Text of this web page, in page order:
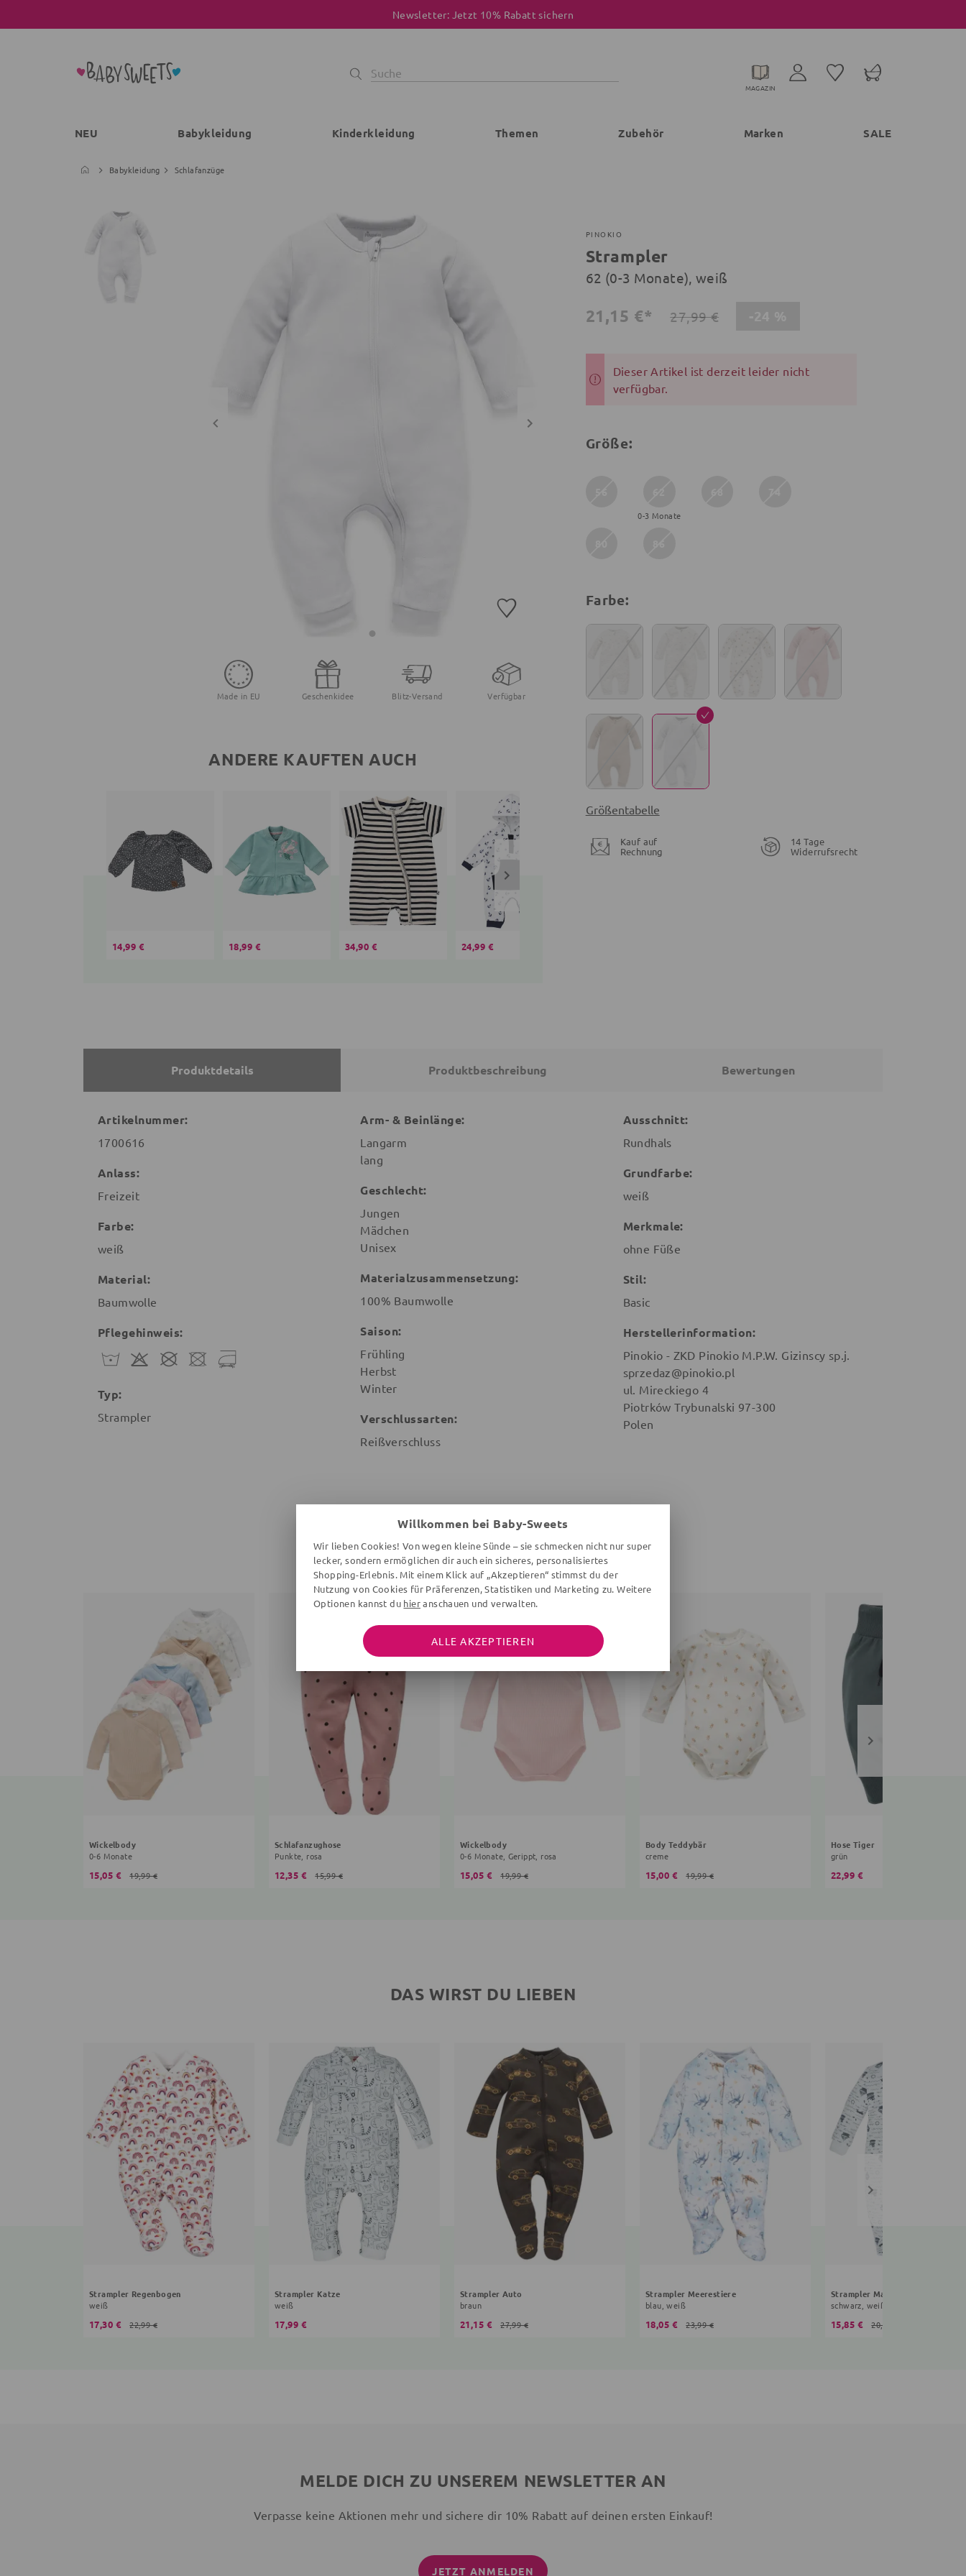
Newsletter: Jetzt 10% Rabatt sichern
MAGAZIN
NEU Babykleidung Kinderkleidung Themen Zubehör Marken SALE
Babykleidung Schlafanzüge
Made in EU Geschenkidee Blitz-Versand Verfügbar
ANDERE KAUFTEN AUCH
14,99 € 18,99 € 34,90 € 24,99 €
PINOKIO
Strampler
62 (0-3 Monate), weiß
21,15 €* 27,99 €
Dieser Artikel ist derzeit leider nicht
verfügbar.
Größe:
0-3 Monate
Farbe:
Größentabelle
Kauf auf
Rechnung
14 Tage
Widerrufsrecht
Produktdetails Produktbeschreibung Bewertungen
Artikelnummer:
1700616
Anlass:
Freizeit
Farbe:
weiß
Material:
Baumwolle
Pflegehinweis:
Typ:
Strampler
Arm- & Beinlänge:
Langarm
lang
Geschlecht:
Jungen
Mädchen
Unisex
Materialzusammensetzung:
100% Baumwolle
Saison:
Frühling
Herbst
Winter
Verschlussarten:
Reißverschluss
Ausschnitt:
Rundhals
Grundfarbe:
weiß
Merkmale:
ohne Füße
Stil:
Basic
Herstellerinformation:
Pinokio - ZKD Pinokio M.P.W. Gizinscy sp.j.
sprzedaz@pinokio.pl
ul. Mireckiego 4
Piotrków Trybunalski 97-300
Polen
WEITERE ARTIKEL DER MARKE
Wickelbody
0-6 Monate
15,05 € 19,99 €
Schlafanzughose
Punkte, rosa
12,35 € 15,99 €
Wickelbody
0-6 Monate, Gerippt, rosa
15,05 € 19,99 €
Body Teddybär
creme
15,00 € 19,99 €
Hose Tiger
grün
22,99 €
DAS WIRST DU LIEBEN
Strampler Regenbogen
weiß
17,30 € 22,99 €
Strampler Katze
weiß
17,99 €
Strampler Auto
braun
21,15 € 27,99 €
Strampler Meerestiere
blau, weiß
18,05 € 23,99 €
Strampler Maritim
schwarz, weiß
15,85 € 20,99 €
MELDE DICH ZU UNSEREM NEWSLETTER AN
Verpasse keine Aktionen mehr und sichere dir 10% Rabatt auf deinen ersten Einkauf!
JETZT ANMELDEN
Willkommen bei Baby-Sweets
Wir lieben Cookies! Von wegen kleine Sünde – sie schmecken nicht nur super
lecker, sondern ermöglichen dir auch ein sicheres, personalisiertes
Shopping-Erlebnis. Mit einem Klick auf „Akzeptieren“ stimmst du der
Nutzung von Cookies für Präferenzen, Statistiken und Marketing zu. Weitere
Optionen kannst du hieranschauen und verwalten.
ALLE AKZEPTIEREN